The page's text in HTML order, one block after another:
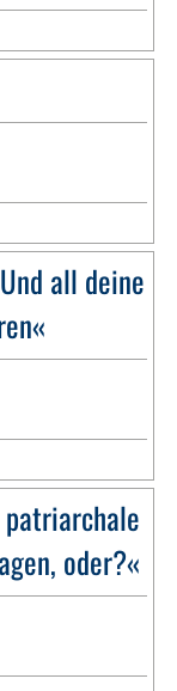
all deine
oder?«